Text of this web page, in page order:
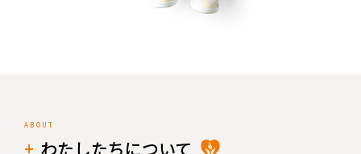
わたしたちについて